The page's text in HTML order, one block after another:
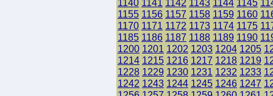
1140 1141 1142 1143 1144 1145
1155 1156 1157 1158 1159 1160
1170 1171 1172 1173 1174 1175
1185 1186 1187 1188 1189 1190
1200 1201 1202 1203 1204 1205
1214 1215 1216 1217 1218 1219
1228 1229 1230 1231 1232 1233
1242 1243 1244 1245 1246 1247